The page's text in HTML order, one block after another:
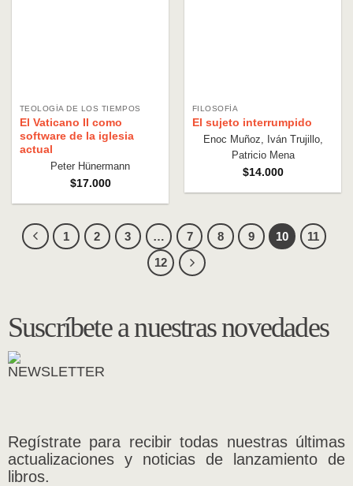
TEOLOGÍA DE LOS TIEMPOS
El Vaticano II como
software de la iglesia
actual
Peter Hünermann
$17.000
FILOSOFÍA
El sujeto interrumpido
Enoc Muñoz, Iván Trujillo,
Patricio Mena
$14.000
1 2 3 … 7 8 9 10
11
12
Suscríbete a nuestras novedades
Regístrate para recibir todas nuestras últimas
actualizaciones y noticias de lanzamiento de
libros.